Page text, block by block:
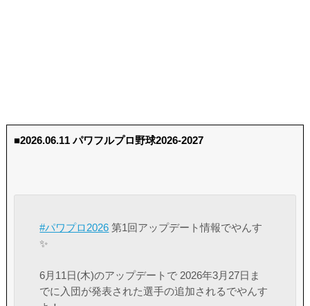
■2026.06.11 パワフルプロ野球2026-2027
#パワプロ2026 第1回アップデート情報でやんす
✨
6月11日(木)のアップデートで 2026年3月27日ま
でに入団が発表された選手の追加されるでやんす